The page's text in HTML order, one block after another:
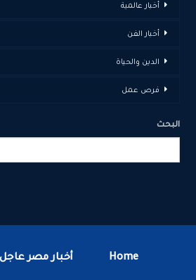
أخبار عالمية
أخبار الفن
الدين والحياة
فرص عمل
البحث
Home أخبار مصر عاجل